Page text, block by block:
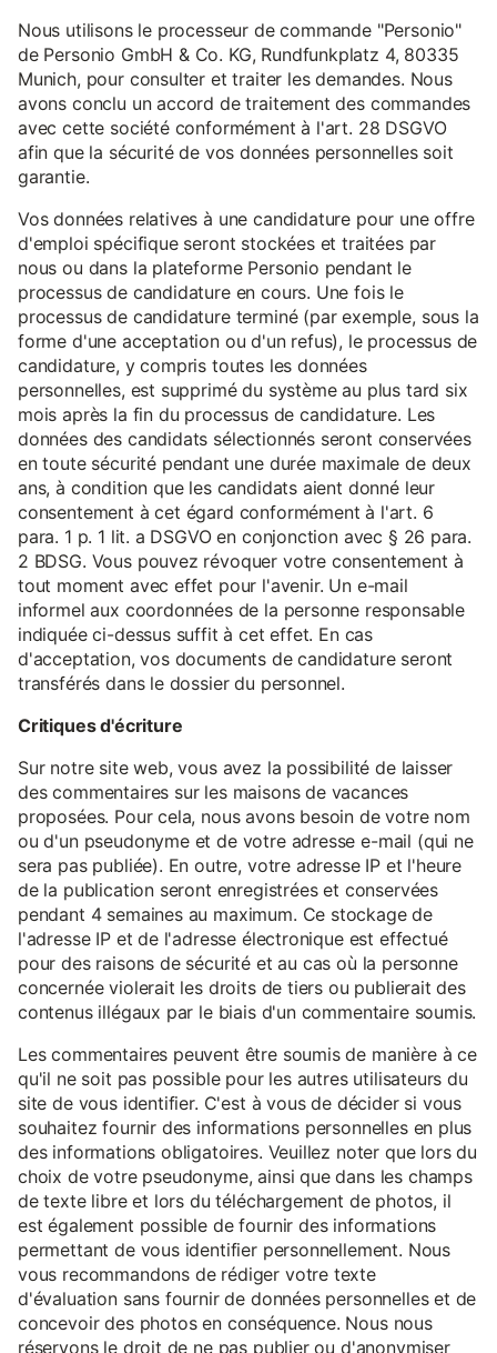
Nous utilisons le processeur de commande "Personio"
de Personio GmbH & Co. KG, Rundfunkplatz 4, 80335
Munich, pour consulter et traiter les demandes. Nous
avons conclu un accord de traitement des commandes
avec cette société conformément à l'art. 28 DSGVO
afin que la sécurité de vos données personnelles soit
garantie.
Vos données relatives à une candidature pour une offre
d'emploi spécifique seront stockées et traitées par
nous ou dans la plateforme Personio pendant le
processus de candidature en cours. Une fois le
processus de candidature terminé (par exemple, sous la
forme d'une acceptation ou d'un refus), le processus de
candidature, y compris toutes les données
personnelles, est supprimé du système au plus tard six
mois après la fin du processus de candidature. Les
données des candidats sélectionnés seront conservées
en toute sécurité pendant une durée maximale de deux
ans, à condition que les candidats aient donné leur
consentement à cet égard conformément à l'art. 6
para. 1 p. 1 lit. a DSGVO en conjonction avec § 26 para.
2 BDSG. Vous pouvez révoquer votre consentement à
tout moment avec effet pour l'avenir. Un e-mail
informel aux coordonnées de la personne responsable
indiquée ci-dessus suffit à cet effet. En cas
d'acceptation, vos documents de candidature seront
transférés dans le dossier du personnel.
Critiques d'écriture
Sur notre site web, vous avez la possibilité de laisser
des commentaires sur les maisons de vacances
proposées. Pour cela, nous avons besoin de votre nom
ou d'un pseudonyme et de votre adresse e-mail (qui ne
sera pas publiée). En outre, votre adresse IP et l'heure
de la publication seront enregistrées et conservées
pendant 4 semaines au maximum. Ce stockage de
l'adresse IP et de l'adresse électronique est effectué
pour des raisons de sécurité et au cas où la personne
concernée violerait les droits de tiers ou publierait des
contenus illégaux par le biais d'un commentaire soumis.
Les commentaires peuvent être soumis de manière à ce
qu'il ne soit pas possible pour les autres utilisateurs du
site de vous identifier. C'est à vous de décider si vous
souhaitez fournir des informations personnelles en plus
des informations obligatoires. Veuillez noter que lors du
choix de votre pseudonyme, ainsi que dans les champs
de texte libre et lors du téléchargement de photos, il
est également possible de fournir des informations
permettant de vous identifier personnellement. Nous
vous recommandons de rédiger votre texte
d'évaluation sans fournir de données personnelles et de
concevoir des photos en conséquence. Nous nous
réservons le droit de ne pas publier ou d'anonymiser